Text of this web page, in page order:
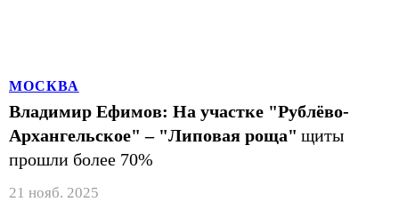
МОСКВА
Владимир Ефимов: На участке "Рублёво-
Архангельское" – "Липовая роща" щиты
прошли более 70%
21 нояб. 2025